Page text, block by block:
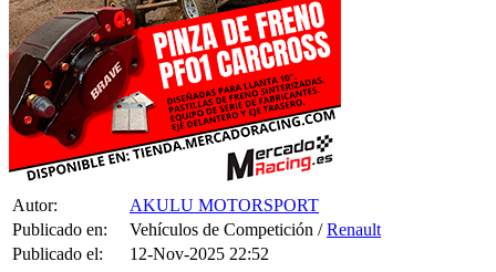
Autor:
AKULU MOTORSPORT
Publicado en:
Vehículos de Competición /
Publicado el:
12-Nov-2025 22:52
Referencia:
763410